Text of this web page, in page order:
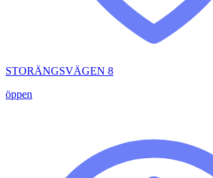
STORÄNGSVÄGEN 8
öppen